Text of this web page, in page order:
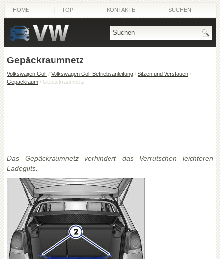
HOME TOP KONTAKTE SUCHEN
Gepäckraumnetz
Volkswagen Golf/ Volkswagen Golf Betriebsanleitung/ Sitzen und Verstauen/
Gepäckraum/ Gepäckraumnetz
Das Gepäckraumnetz verhindert das Verrutschen leichteren
Ladeguts.